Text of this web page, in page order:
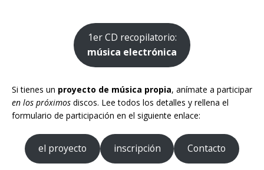
1er CD recopilatorio:
música electrónica
Si tienes un proyecto de música propia, anímate a participar
en los próximos discos. Lee todos los detalles y rellena el
formulario de participación en el siguiente enlace:
el proyecto inscripción Contacto